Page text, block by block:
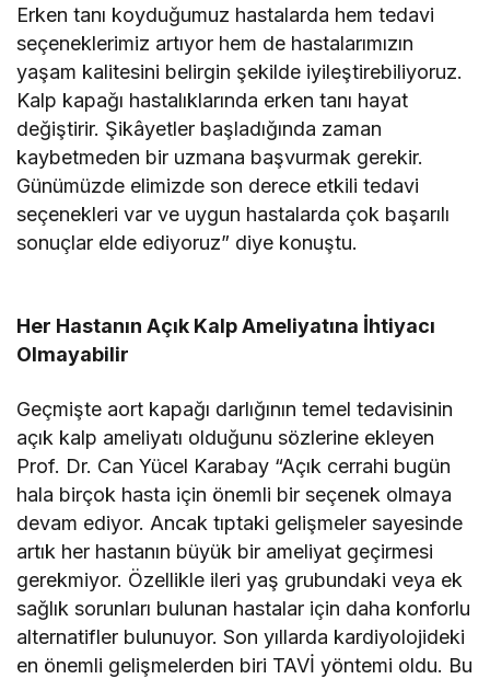
Erken tanı koyduğumuz hastalarda hem tedavi
seçeneklerimiz artıyor hem de hastalarımızın
yaşam kalitesini belirgin şekilde iyileştirebiliyoruz.
Kalp kapağı hastalıklarında erken tanı hayat
değiştirir. Şikâyetler başladığında zaman
kaybetmeden bir uzmana başvurmak gerekir.
Günümüzde elimizde son derece etkili tedavi
seçenekleri var ve uygun hastalarda çok başarılı
sonuçlar elde ediyoruz” diye konuştu.
Her Hastanın Açık Kalp Ameliyatına İhtiyacı
Olmayabilir
Geçmişte aort kapağı darlığının temel tedavisinin
açık kalp ameliyatı olduğunu sözlerine ekleyen
Prof. Dr. Can Yücel Karabay “Açık cerrahi bugün
hala birçok hasta için önemli bir seçenek olmaya
devam ediyor. Ancak tıptaki gelişmeler sayesinde
artık her hastanın büyük bir ameliyat geçirmesi
gerekmiyor. Özellikle ileri yaş grubundaki veya ek
sağlık sorunları bulunan hastalar için daha konforlu
alternatifler bulunuyor. Son yıllarda kardiyolojideki
en önemli gelişmelerden biri TAVİ yöntemi oldu. Bu